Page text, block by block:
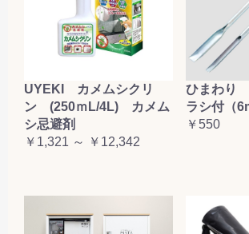
UYEKI カメムシクリ
ン (250ｍL/4L) カメム
シ忌避剤
￥1,321 ～ ￥12,342
ひまわり
ラシ付（
￥550